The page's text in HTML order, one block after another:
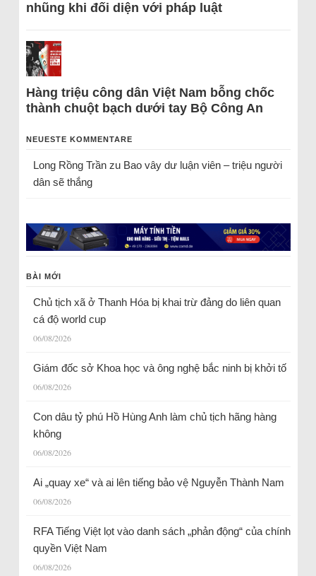
nhũng khi đối diện với pháp luật
Hàng triệu công dân Việt Nam bỗng chốc
thành chuột bạch dưới tay Bộ Công An
NEUESTE KOMMENTARE
Long Rồng Trầnzu Bao vây dư luận viên – triệu người
dân sẽ thắng
BÀI MỚI
Chủ tịch xã ở Thanh Hóa bị khai trừ đảng do liên quan
cá độ world cup
06/08/2026
Giám đốc sở Khoa học và ông nghệ bắc ninh bị khởi tố
06/08/2026
Con dâu tỷ phú Hồ Hùng Anh làm chủ tịch hãng hàng
không
06/08/2026
Ai „quay xe“ và ai lên tiếng bảo vệ Nguyễn Thành Nam
06/08/2026
RFA Tiếng Việt lọt vào danh sách „phản động“ của chính
quyền Việt Nam
06/08/2026